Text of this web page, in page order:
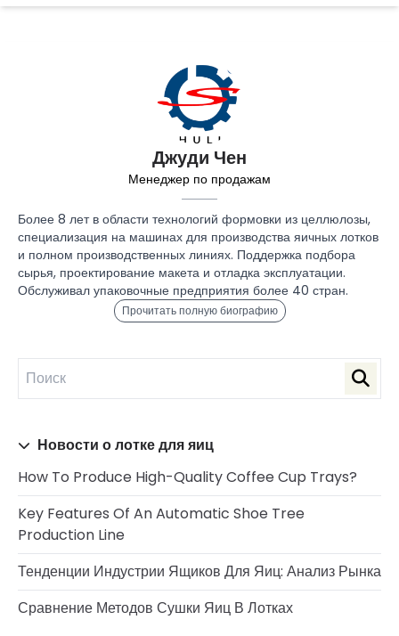
Джуди Чен
Менеджер по продажам
Более 8 лет в области технологий формовки из целлюлозы,
специализация на машинах для производства яичных лотков
и полном производственных линиях. Поддержка подбора
сырья, проектирование макета и отладка эксплуатации.
Обслуживал упаковочные предприятия более 40 стран.
Прочитать полную биографию
Новости о лотке для яиц
How To Produce High-Quality Coffee Cup Trays?
Key Features Of An Automatic Shoe Tree
Production Line
Тенденции Индустрии Ящиков Для Яиц: Анализ Рынка
Сравнение Методов Сушки Яиц В Лотках